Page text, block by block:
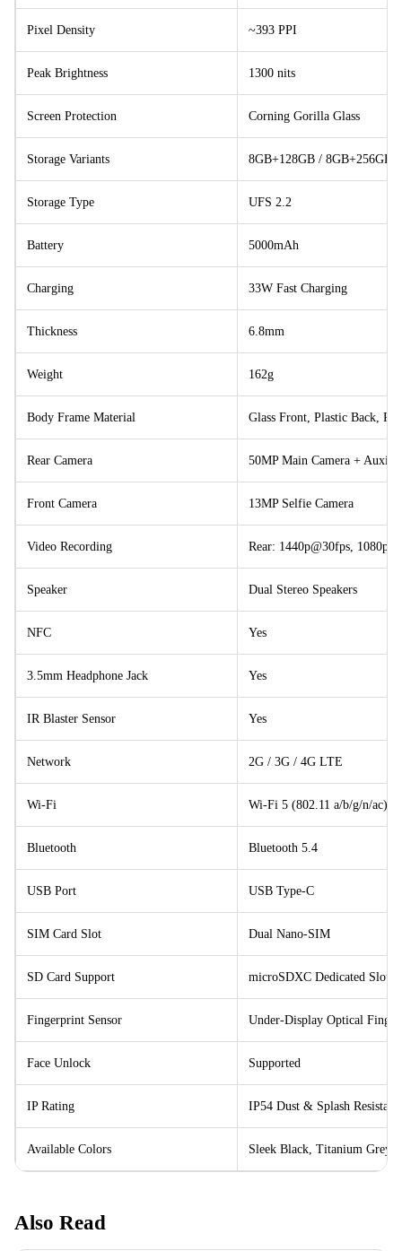
Pixel Density ~393 PPI
Peak Brightness 1300 nits
Screen Protection Corning Gorilla Glass
Storage Variants 8GB+128GB / 8GB+256GB
Storage Type UFS 2.2
Battery 5000mAh
Charging 33W Fast Charging
Thickness 6.8mm
Weight 162g
Body Frame Material Glass Front, Plastic Back,
Rear Camera 50MP Main Camera +
Front Camera 13MP Selfie Camera
Video Recording Rear: 1440p@30fps,
Speaker Dual Stereo Speakers
NFC Yes
3.5mm Headphone Jack Yes
IR Blaster Sensor Yes
Network 2G / 3G / 4G LTE
Wi-Fi Wi-Fi 5 (802.11 a/b/g/n/ac)
Bluetooth Bluetooth 5.4
USB Port USB Type-C
SIM Card Slot Dual Nano-SIM
SD Card Support microSDXC Dedicated Slot
Fingerprint Sensor Under-Display Optical
Face Unlock Supported
IP Rating IP54 Dust & Splash Resistant
Available Colors Sleek Black, Titanium Grey,
Also Read